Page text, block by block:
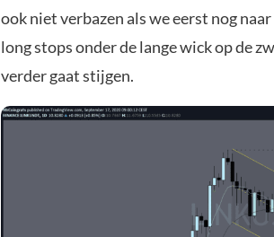
ook niet verbazen als we eerst nog
long stops onder de lange wick op de
verder gaat stijgen.